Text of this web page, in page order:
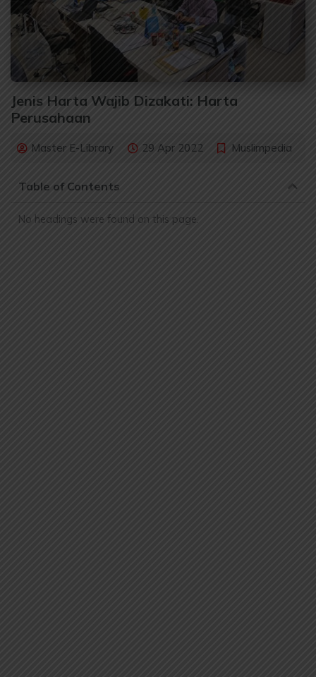
Jenis Harta Wajib Dizakati: Harta
Perusahaan
Master E-Library 29 Apr 2022 Muslimpedia
Table of Contents
No headings were found on this page.